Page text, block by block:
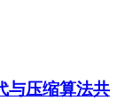
与压缩算法共